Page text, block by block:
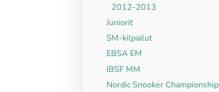
2012-2013
Juniorit
SM-kilpailut
EBSA EM
IBSF MM
Nordic Snooker Championship